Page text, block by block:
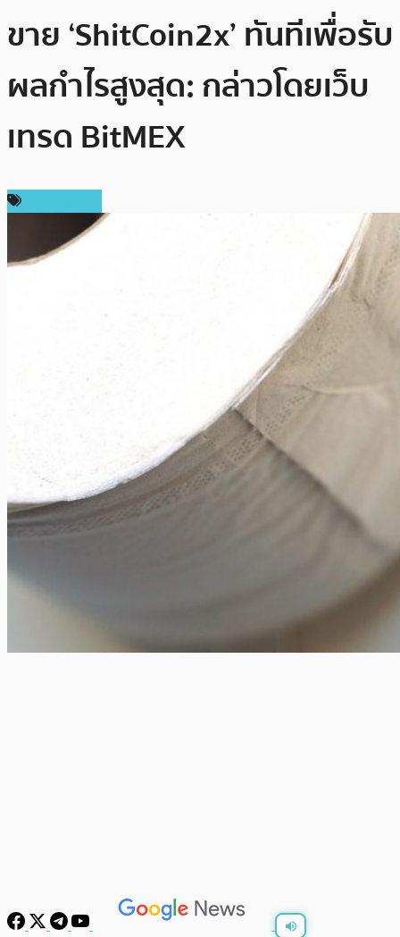
ขาย ‘ShitCoin2x’ ทันทีเพื่อรับ
ผลกำไรสูงสุด: กล่าวโดยเว็บ
เทรด BitMEX